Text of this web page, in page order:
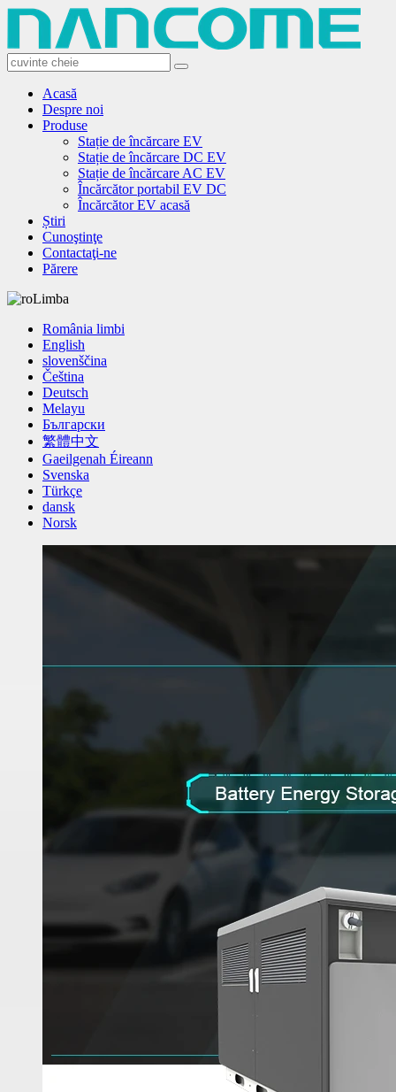
Acasă
Despre noi
Produse
Stație de încărcare EV
Stație de încărcare DC EV
Stație de încărcare AC EV
Încărcător portabil EV DC
Încărcător EV acasă
Știri
Cunoştinţe
Contactaţi-ne
Părere
Limba
România limbi
English
slovenščina
Čeština
Deutsch
Melayu
Български
繁體中文
Gaeilgenah Éireann
Svenska
Türkçe
dansk
Norsk